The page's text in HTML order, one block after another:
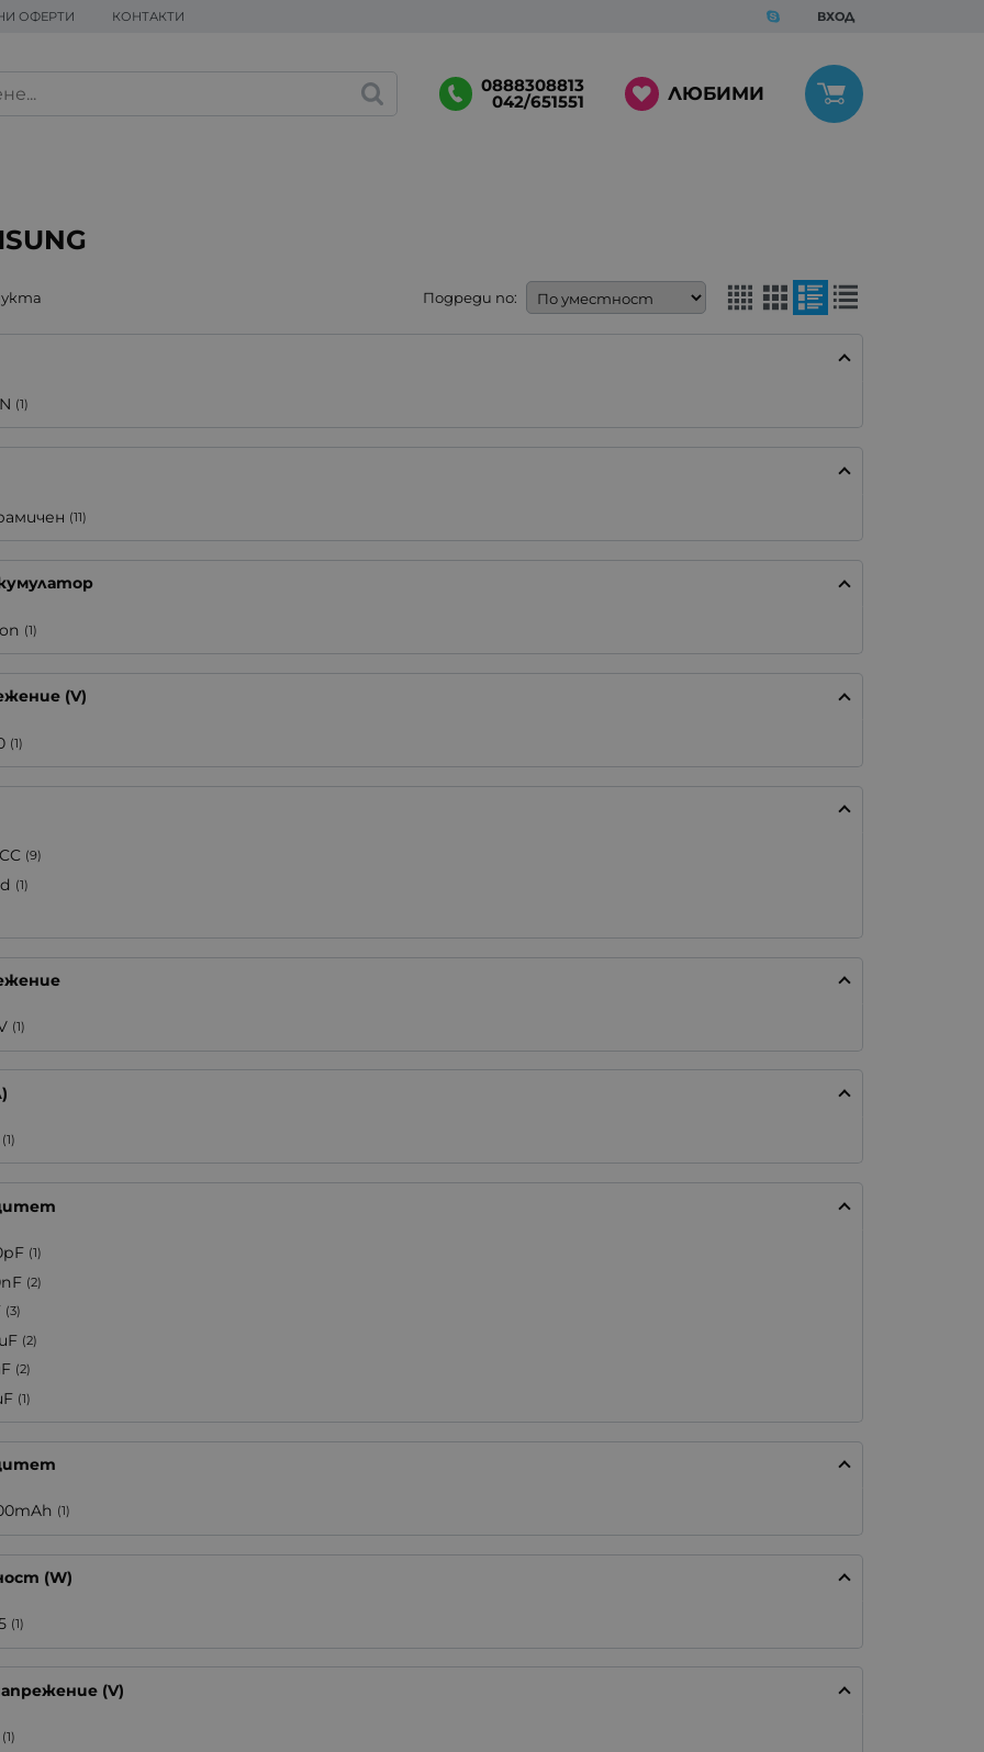
ОФЕРТИ КОНТАКТИ ВХОД
0888308813
042/651551 ЛЮБИМИ
Подреди по:
(1)
(11)
(1)
(V)
(1)
(9)
(1)
(1)
(1)
(1)
(2)
(3)
(2)
(2)
(1)
(1)
(W)
(1)
(V)
(1)